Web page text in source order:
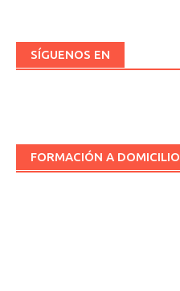
SÍGUENOS EN
FORMACIÓN A DOMICILIO